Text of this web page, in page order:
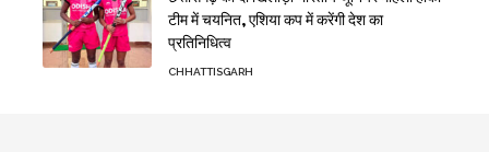
टीम में चयनित, एशिया कप में करेंगी देश का
प्रतिनिधित्व
CHHATTISGARH